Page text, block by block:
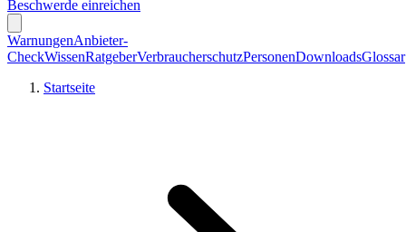
Beschwerde einreichen
WarnungenAnbieter-
CheckWissenRatgeberVerbraucherschutzPersonenDownloadsGlossar
Startseite